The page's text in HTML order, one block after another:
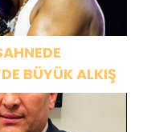
BÜYÜK ALKIŞ